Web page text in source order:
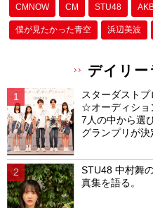
CMNOW CM STU48
僕が⾒たかった⻘空 浜辺美波
デイリ
スターダスト
☆オーディショ
7人の中から選
グランプリが決
STU48 中村舞
真集を語る。